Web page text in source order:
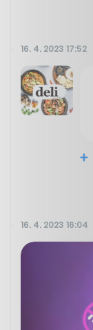
16. 4. 2023 17:52
16. 4. 2023 16:04